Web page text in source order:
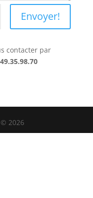
Envoyer!
contacter par
2026